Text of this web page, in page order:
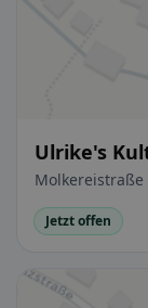
Ulrike's
Molkereistraße
Jetzt offen